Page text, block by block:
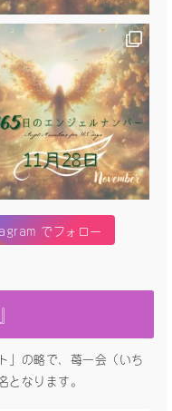
でフォロー
」の略で、苺一会（いち
なります。